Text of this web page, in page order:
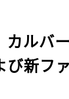
カルバ
び新フ